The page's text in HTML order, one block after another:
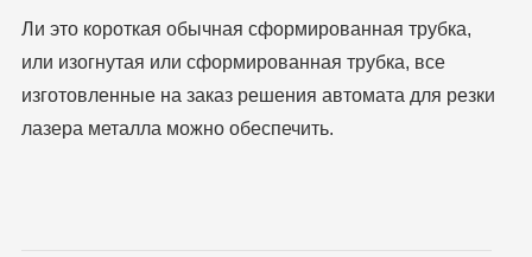
Ли это короткая обычная сформированная трубка,
или изогнутая или сформированная трубка, все
изготовленные на заказ решения автомата для резки
лазера металла можно обеспечить.